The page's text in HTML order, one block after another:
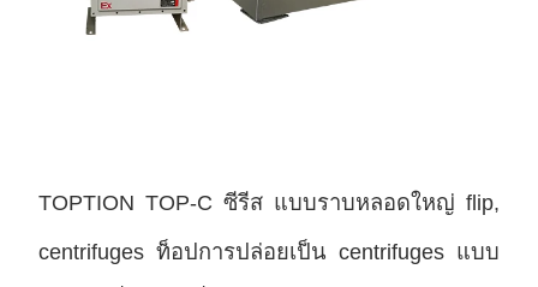
TOPTION TOP-C ซีรีส แบบราบหลอดใหญ่ flip,
centrifuges ท็อปการปล่อยเป็น centrifuges แบบ